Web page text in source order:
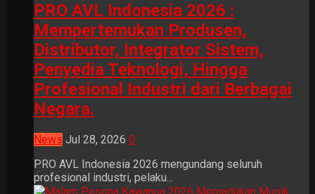
PRO AVL Indonesia 2026 :
Mempertemukan Produsen,
Distributor, Integrator Sistem,
Penyedia Teknologi, Hingga
Profesional Industri dari Berbagai
Negara.
News Jul 28, 2026 0
PRO AVL Indonesia 2026 mengundang seluruh
profesional industri, pelaku...